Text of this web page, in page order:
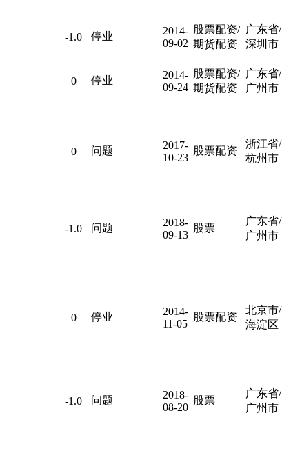
-1.0 停业
2014-
09-02
股票配资/
期货配资
广东省/
深圳市
0 停业
2014-
09-24
股票配资/
期货配资
广东省/
广州市
0 问题
2017-
10-23
股票配资
浙江省/
杭州市
-1.0 问题
2018-
09-13
股票
广东省/
广州市
0 停业
2014-
11-05
股票配资
北京市/
海淀区
-1.0 问题
2018-
08-20
股票
广东省/
广州市